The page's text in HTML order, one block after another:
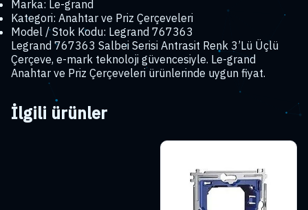
Marka: Le-grand
Kategori: Anahtar ve Priz Çerçeveleri
Model / Stok Kodu: Legrand 767363
Legrand 767363 Salbei Serisi Antrasit Renk 3’Lü Üçlü
Çerçeve, e-mark teknoloji güvencesiyle. Le-grand
Anahtar ve Priz Çerçeveleri ürünlerinde uygun fiyat.
İlgili ürünler